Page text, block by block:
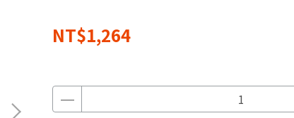
NT$1,264